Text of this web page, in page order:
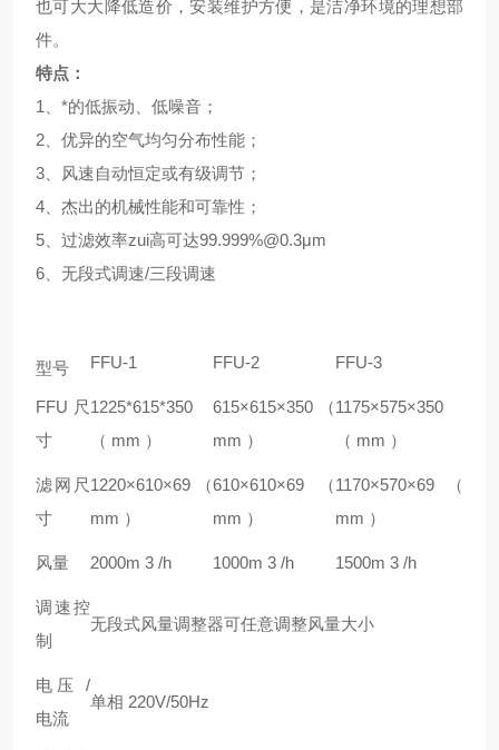
也可大大降低造价，安装维护方便，是洁净环境的理想部
件。
特点：
1、*的低振动、低噪音；
2、优异的空气均匀分布性能；
3、风速自动恒定或有级调节；
4、杰出的机械性能和可靠性；
5、过滤效率zui高可达99.999%@0.3μm
6、无段式调速/三段调速
型号 FFU-1 FFU-2 FFU-3
FFU 尺
寸
1225*615*350
（ mm ）
615×615×350 （
mm ）
1175×575×350
（ mm ）
滤网尺
寸
1220×610×69 （
mm ）
610×610×69 （
mm ）
1170×570×69 （
mm ）
风量 2000m 3 /h 1000m 3 /h 1500m 3 /h
调速控
制
无段式风量调整器可任意调整风量大小
电压 /
电流
单相 220V/50Hz